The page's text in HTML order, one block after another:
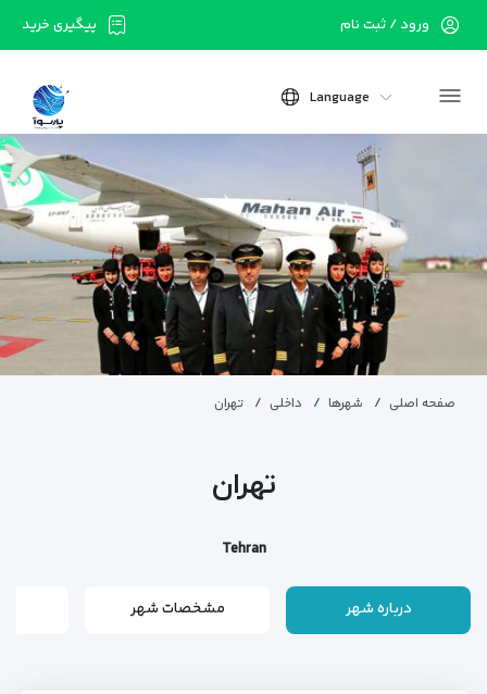
پیگیری خرید ورود / ثبت نام
Language
صفحه اصلی شهرها داخلی تهران
تهران
Tehran
درباره شهر مشخصات شهر